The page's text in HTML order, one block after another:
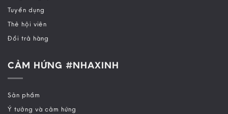
Tuyển dụng
Thẻ hội viên
Đổi trả hàng
CẢM HỨNG #NHAXINH
Sản phẩm
Ý tưởng và cảm hứng